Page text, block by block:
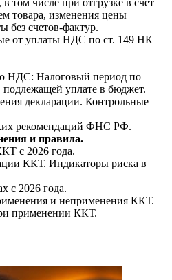
том числе при отгрузке в счет
товара, изменения цены
без счетов-фактур.
от уплаты НДС по ст. 149 НК
НДС: Налоговый период по
уплате в бюджет.
декларации. Контрольные
рекомендаций ФНС РФ.
и правила.
с 2026 года.
ККТ. Индикаторы риска в
с 2026 года.
и неприменения ККТ.
применении ККТ.